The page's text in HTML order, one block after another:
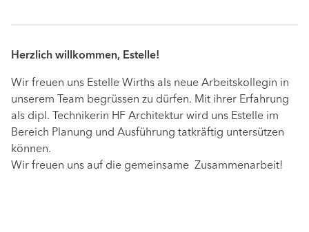
Herzlich willkommen, Estelle!
Wir freuen uns Estelle Wirths als neue Arbeitskollegin in
unserem Team begrüssen zu dürfen. Mit ihrer Erfahrung
als dipl. Technikerin HF Architektur wird uns Estelle im
Bereich Planung und Ausführung tatkräftig untersützen
können.
Wir freuen uns auf die gemeinsame Zusammenarbeit!